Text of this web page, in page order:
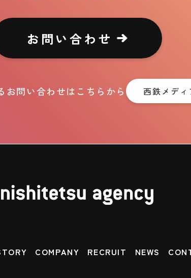
お問い合わせ
お問い合わせはこちらから 西鉄メディ
COMPANY RECRUIT NEWS